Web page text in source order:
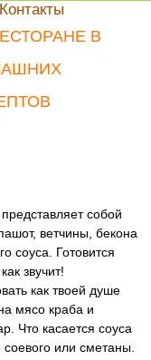
Контакты
В
собой
ветчины, бекона
соуса. Готовится
звучит!
как твоей душе
мясо краба и
Что касается соуса
или сметаны.